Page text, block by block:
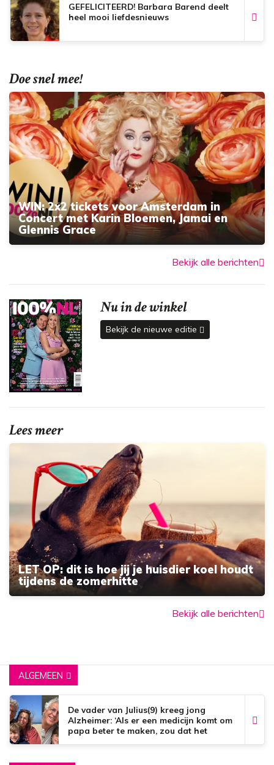
GEFELICITEERD! Barbara Barend deelt
heel mooi liefdesnieuws
Doe snel mee!
WIN: 2x2 tickets voor Amsterdam in
Concert met Karin Bloemen, Jamai en
Glennis Grace
Bekijk alle berichten
Nu in de winkel
Bekijk de nieuwe editie
Lees meer
LET OP: dit is hoe jij je huisdier koel houdt
tijdens de zomerhitte
Bekijk alle berichten
ALGEMEEN
De vader van Julius(9) kreeg jong
Alzheimer: ‘Als er een medicijn komt om
papa beter te maken, zou dat het